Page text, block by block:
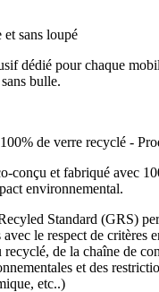
sans loupé
dédié pour chaque
bulle.
de verre recyclé -
conçu et fabriqué avec
environnemental.
Standard (GRS)
le respect de critères
de la chaîne de
et des
etc..)